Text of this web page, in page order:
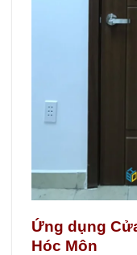
Ứng dụng
Hóc Môn